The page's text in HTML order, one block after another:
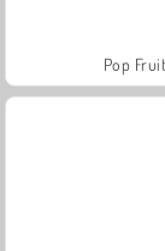
Pop Fruit